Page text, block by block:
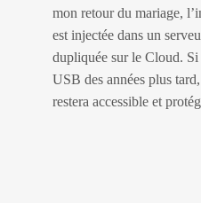
mon retour du mariage,
est injectée dans un
dupliquée sur le Cloud.
USB des années plus
restera accessible et